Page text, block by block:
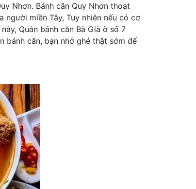
Nhơn. Bánh căn Quy Nhơn thoạt
miền Tây, Tuy nhiên nếu có cơ
Quán bánh căn Bà Già ờ số 7
bánh căn, bạn nhớ ghé thật sớm để